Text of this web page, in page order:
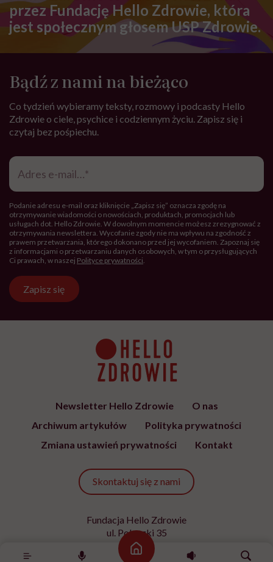
Strona główna
przez Fundację Hello Zdrowie, która
jest społecznym głosem USP Zdrowie.
Bądź z nami na bieżąco
Co tydzień wybieramy teksty, rozmowy i podcasty Hello
Zdrowie o ciele, psychice i codziennym życiu. Zapisz się i
czytaj bez pośpiechu.
Adres
mail*
Podanie adresu e-mail oraz kliknięcie „Zapisz się” oznacza zgodę na
otrzymywanie wiadomości o nowościach, produktach, promocjach lub
usługach dot. Hello Zdrowie. W dowolnym momencie możesz zrezygnować z
otrzymywania newslettera. Wycofanie zgody nie ma wpływu na zgodność z
prawem przetwarzania, którego dokonano przed jej wycofaniem. Zapoznaj się
z informacjami o przetwarzaniu danych osobowych, w tym o przysługujących
Ci prawach, w naszej Polityce prywatności.
Zapisz się
Newsletter Hello Zdrowie
O nas
Archiwum artykułów
Polityka prywatności
Zmiana ustawień prywatności
Kontakt
Skontaktuj się z nami
Fundacja Hello Zdrowie
ul. Poleczki 35
02-822 Warszawa
NIP 9512613236